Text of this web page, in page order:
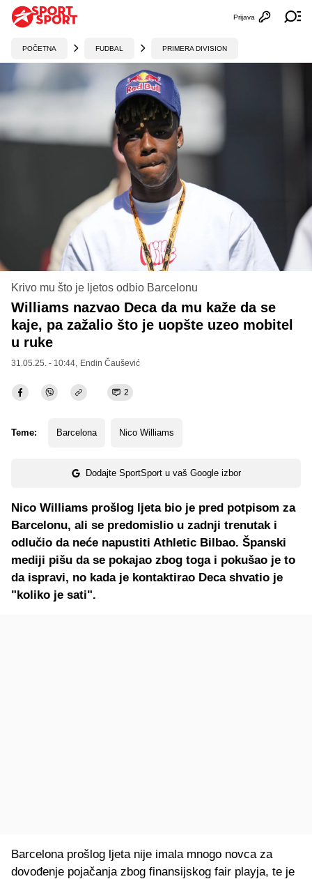
Otvori
Prijava
POČETNA FUDBAL PRIMERA DIVISION
Krivo mu što je ljetos odbio Barcelonu
Williams nazvao Deca da mu kaže da se
kaje, pa zažalio što je uopšte uzeo mobitel
u ruke
31.05.25. - 10:44, Endin Čaušević
2
Teme: Barcelona Nico Williams
Dodajte SportSport u vaš Google izbor
Nico Williams prošlog ljeta bio je pred potpisom za
Barcelonu, ali se predomislio u zadnji trenutak i
odlučio da neće napustiti Athletic Bilbao. Španski
mediji pišu da se pokajao zbog toga i pokušao je to
da ispravi, no kada je kontaktirao Deca shvatio je
"koliko je sati".
Barcelona prošlog ljeta nije imala mnogo novca za
dovođenje pojačanja zbog finansijskog fair playja, te je